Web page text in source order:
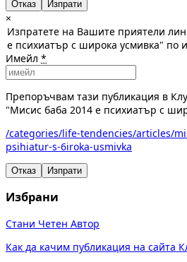
Отказ
×
Изпратете на Вашите приятели
е психиатър с широка усмивка" по
Имейл *
Препоръчвам тази публикация в
"Мисис баба 2014 е психиатър с
/categories/life-tendencies/articles/
psihiatur-s-6iroka-usmivka
Отказ Изпрати
Избрани
Стани Четен Автор
Как да качим публикация на сайта